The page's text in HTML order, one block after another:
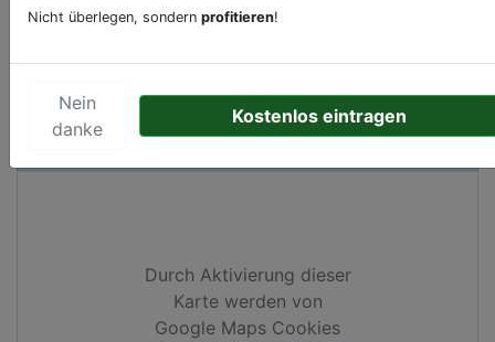
Ihr Unternehmen anbietet und womit Sie sich von
Durch Aktivierung dieser
Karte werden von
Google Maps Cookies
Nicht überlegen, sondern profitieren!
Nein
danke
Kostenlos eintragen